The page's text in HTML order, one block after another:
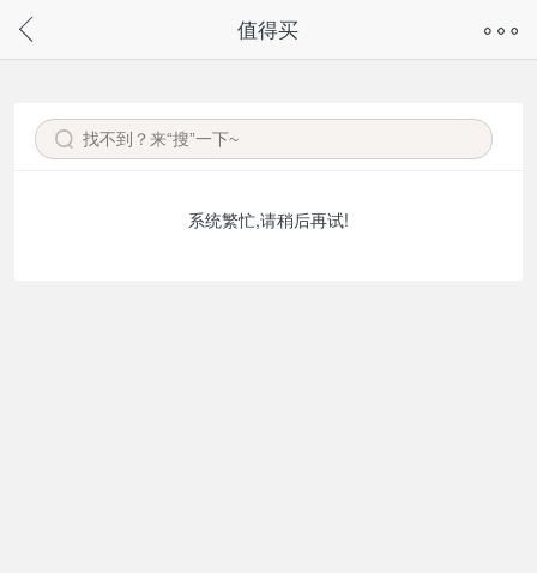
请通过微信或支付宝搜“奇兔客小程序”访问
值得买
系统繁忙,请稍后再试!